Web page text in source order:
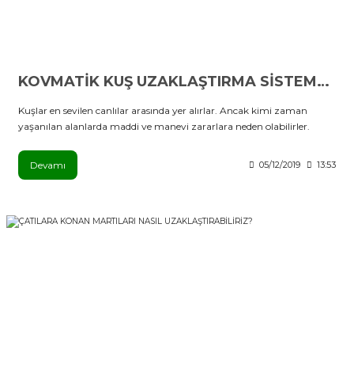
KOVMATİK KUŞ UZAKLAŞTIRMA SİSTEMLERİ
Kuşlar en sevilen canlılar arasında yer alırlar. Ancak kimi zaman
yaşanılan alanlarda maddi ve manevi zararlara neden olabilirler.
Devamı 05/12/2019 13:53